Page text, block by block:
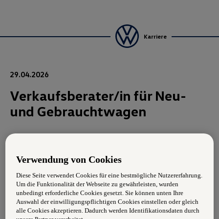
Karriere
29.04.2026
Verkaufsberater/in für Neu-
und Gebrauchtwagen
sowie für den Verkauf von Dienstleistungsangeboten wie
Leasing, Kredit und Versicherungen verantwortlich.
Aufgabengebiet:
aktive Betreuung der Stammkunden
Verwendung von Cookies
Diese Seite verwendet Cookies für eine bestmögliche Nutzererfahrung.
Um die Funktionalität der Webseite zu gewährleisten, wurden
unbedingt erforderliche Cookies gesetzt. Sie können unten Ihre
Auswahl der einwilligungspflichtigen Cookies einstellen oder gleich
alle Cookies akzeptieren. Dadurch werden Identifikationsdaten durch